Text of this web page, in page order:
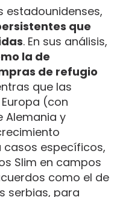
estadounidenses,
que
. En sus análisis,
la de
de refugio
que las
(con
Alemania y
específicos,
Slim en campos
como el de
serbias, para